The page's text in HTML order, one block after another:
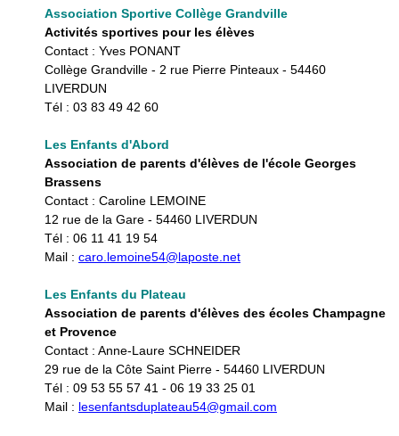
Association Sportive Collège Grandville
Activités sportives pour les élèves
Contact : Yves PONANT
Collège Grandville - 2 rue Pierre Pinteaux - 54460
LIVERDUN
Tél : 03 83 49 42 60
Les Enfants d'Abord
Association de parents d'élèves de l'école Georges
Brassens
Contact : Caroline LEMOINE
12 rue de la Gare - 54460 LIVERDUN​
Tél : 06 11 41 19 54
Mail : caro.lemoine54@laposte.net
Les Enfants du Plateau
Association de parents d'élèves des écoles Champagne
et Provence
Contact : Anne-Laure SCHNEIDER
29 rue de la Côte Saint Pierre - 54460 LIVERDUN​
Tél : 09 53 55 57 41 - 06 19 33 25 01
Mail : lesenfantsduplateau54@gmail.com